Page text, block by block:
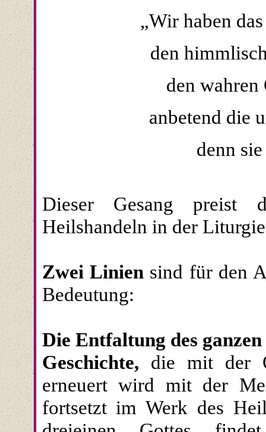
„Wir haben
den
den wahren
anbetend die
denn
Dieser Gesang preist
Heilshandeln in der
Zwei Liniensind für den
Bedeutung:
Die Entfaltung des
Geschichte, die mit der
erneuert wird mit der
fortsetzt im Werk des